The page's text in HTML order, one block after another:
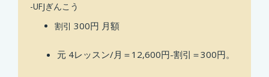
-UFJぎんこう
割引300円 月額
元 4レッスン/月＝12,600円-割引＝300円。